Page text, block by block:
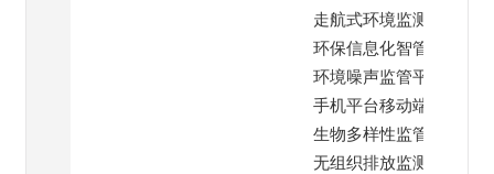
走航式环境监测平台
环保信息化智管平台
环境噪声监管平台
手机平台移动端
生物多样性监管平台
无组织排放监测平台